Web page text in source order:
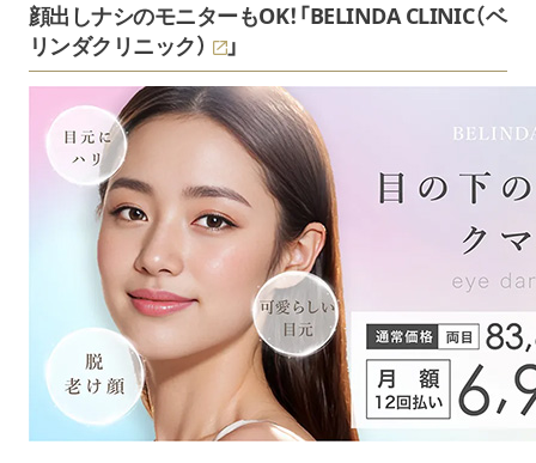
顔出しナシのモニターもOK！「BELINDA CLINIC（ベ
リンダクリニック）
」